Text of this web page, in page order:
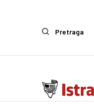
Pretraga
Sport